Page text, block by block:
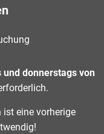
und donnerstags von
eine vorherige